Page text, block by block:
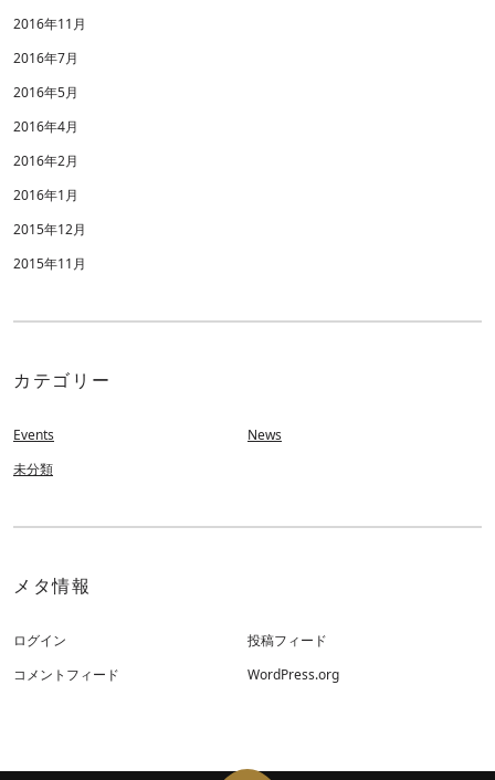
2016年11月
2016年7月
2016年5月
2016年4月
2016年2月
2016年1月
2015年12月
2015年11月
カテゴリー
Events
News
未分類
メタ情報
ログイン
投稿フィード
コメントフィード
WordPress.org